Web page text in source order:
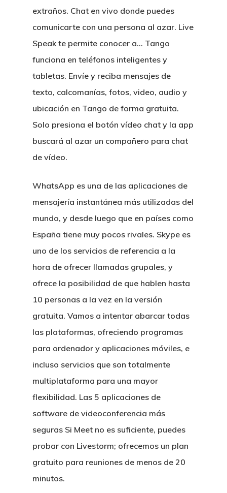
extraños. Chat en vivo donde puedes
comunicarte con una persona al azar. Live
Speak te permite conocer a… Tango
funciona en teléfonos inteligentes y
tabletas. Envíe y reciba mensajes de
texto, calcomanías, fotos, video, audio y
ubicación en Tango de forma gratuita.
Solo presiona el botón vídeo chat y la app
buscará al azar un compañero para chat
de vídeo.
WhatsApp es una de las aplicaciones de
mensajería instantánea más utilizadas del
mundo, y desde luego que en países como
España tiene muy pocos rivales. Skype es
uno de los servicios de referencia a la
hora de ofrecer llamadas grupales, y
ofrece la posibilidad de que hablen hasta
10 personas a la vez en la versión
gratuita. Vamos a intentar abarcar todas
las plataformas, ofreciendo programas
para ordenador y aplicaciones móviles, e
incluso servicios que son totalmente
multiplataforma para una mayor
flexibilidad. Las 5 aplicaciones de
software de videoconferencia más
seguras Si Meet no es suficiente, puedes
probar con Livestorm; ofrecemos un plan
gratuito para reuniones de menos de 20
minutos.